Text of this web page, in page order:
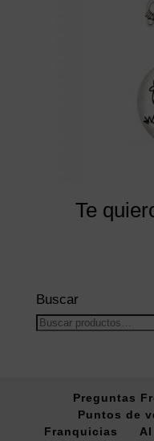
Te
Buscar
Buscar
Preguntas
Puntos de
Franquicias